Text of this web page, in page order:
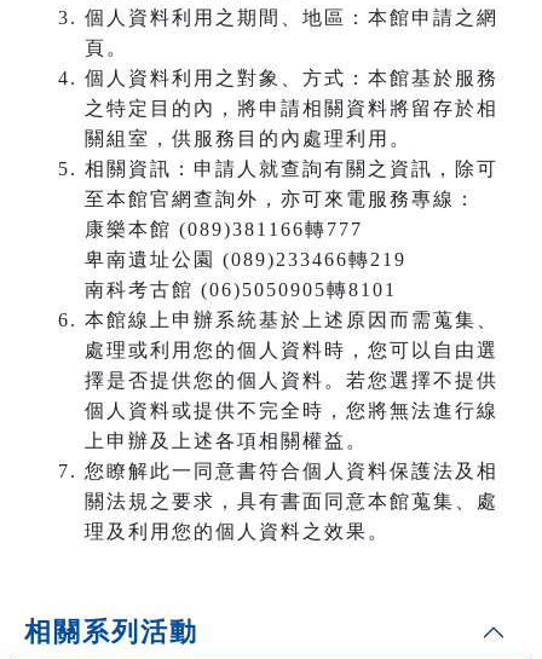
個人資料利用之期間、地區：本館申請之網
頁。
個人資料利用之對象、方式：本館基於服務
之特定目的內，將申請相關資料將留存於相
關組室，供服務目的內處理利用。
相關資訊：申請人就查詢有關之資訊，除可
至本館官網查詢外，亦可來電服務專線：
康樂本館 (089)381166轉777
卑南遺址公園 (089)233466轉219
南科考古館 (06)5050905轉8101
本館線上申辦系統基於上述原因而需蒐集、
處理或利用您的個人資料時，您可以自由選
擇是否提供您的個人資料。若您選擇不提供
個人資料或提供不完全時，您將無法進行線
上申辦及上述各項相關權益。
您瞭解此一同意書符合個人資料保護法及相
關法規之要求，具有書面同意本館蒐集、處
理及利用您的個人資料之效果。
相關系列活動